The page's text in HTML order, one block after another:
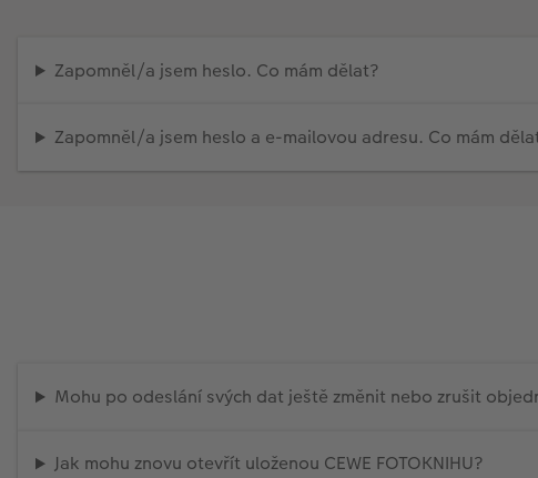
Zapomněl/a jsem heslo. Co mám dělat?
Zapomněl/a jsem heslo a e-mailovou adresu. Co mám
Mohu po odeslání svých dat ještě změnit nebo zrušit
Jak mohu znovu otevřít uloženou CEWE FOTOKNIHU?